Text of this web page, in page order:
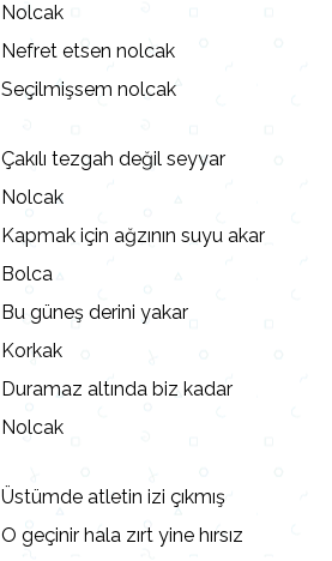
Nolcak
Nefret etsen nolcak
Seçilmişsem nolcak
Çakılı tezgah değil seyyar
Nolcak
Kapmak için ağzının suyu akar
Bolca
Bu güneş derini yakar
Korkak
Duramaz altında biz kadar
Nolcak
Üstümde atletin izi çıkmış
O geçinir hala zırt yine hırsız